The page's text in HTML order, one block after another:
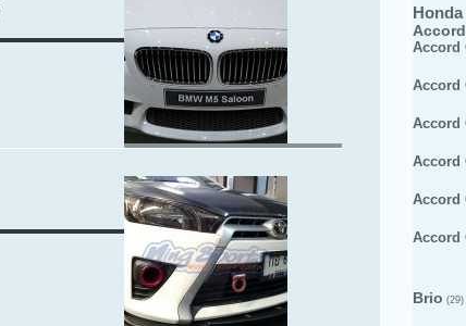
Honda
Accord
Accord
Accord
Accord
Accord
Accord
Accord
Brio (29)